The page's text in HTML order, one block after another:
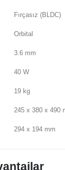
Fırçasız (BLDC)
Orbital
3.6 mm
40 W
19 kg
245 x 380 x 490
294 x 194 mm